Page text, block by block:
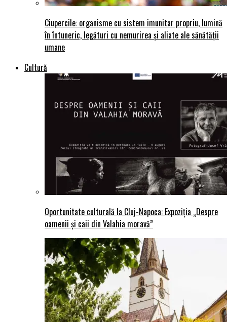
Ciupercile: organisme cu sistem imunitar propriu, lumină
în întuneric, legături cu nemurirea și aliate ale sănătății
umane
Cultură
Oportunitate culturală la Cluj-Napoca: Expoziția „Despre
oamenii și caii din Valahia moravă”